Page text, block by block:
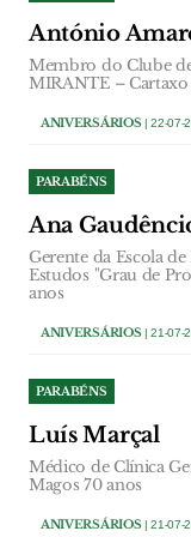
António
Membro do Clube
MIRANTE – Cartaxo
ANIVERSÁRIOS| 22-07-
PARABÉNS
Ana
Gerente da Escola
Estudos "Grau de
anos
ANIVERSÁRIOS| 21-07-
PARABÉNS
Luís Marçal
Médico de Clínica
Magos 70 anos
ANIVERSÁRIOS| 21-07-